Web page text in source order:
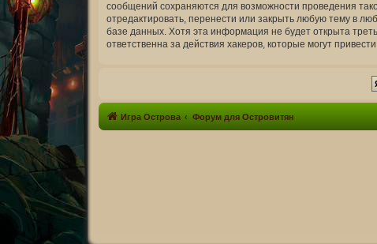
сообщений сохраняются для возможности проведения
отредактировать, перенести или закрыть любую тему в
базе данных. Хотя эта информация не будет открыта
ответственна за действия хакеров, которые могут
Игра Острова Форум для Островитян